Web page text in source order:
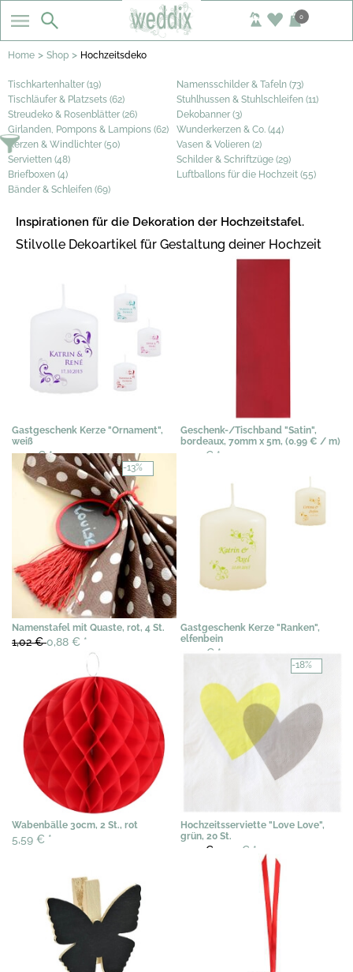
0
Home > Shop > Hochzeitsdeko
Tischkartenhalter (19)
Namensschilder & Tafeln (73)
Tischläufer & Platzsets (62)
Stuhlhussen & Stuhlschleifen (11)
Streudeko & Rosenblätter (26)
Dekobanner (3)
Girlanden, Pompons & Lampions (62)
Wunderkerzen & Co. (44)
Kerzen & Windlichter (50)
Vasen & Volieren (2)
Servietten (48)
Schilder & Schriftzüge (29)
Briefboxen (4)
Luftballons für die Hochzeit (55)
Bänder & Schleifen (69)
Inspirationen für die Dekoration der Hochzeitstafel.
Stilvolle Dekoartikel für Gestaltung deiner Hochzeit
Gastgeschenk Kerze "Ornament",
weiß
3,03 €*
Geschenk-/Tischband "Satin",
bordeaux, 70mm x 5m, (0.99 € / m)
4,99 € *
-13%
Namenstafel mit Quaste, rot, 4 St.
1,02 €0,88 € *
Gastgeschenk Kerze "Ranken",
elfenbein
3,03 € *
Wabenbälle 30cm, 2 St., rot
5,59 € *
-18%
Hochzeitsserviette "Love Love",
grün, 20 St.
3,07 € 2,50 € *